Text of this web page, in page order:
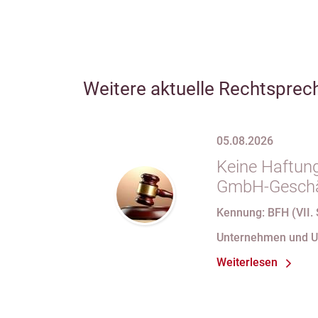
Weitere aktuelle
05.08.2026
Keine
GmbH-
69 Satz 1
bei
Kennung: BFH
Unternehmen und
Weiterlesen